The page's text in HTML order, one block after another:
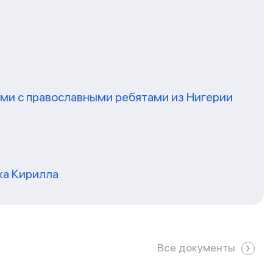
с православными ребятами из Нигерии
Кирилла
Все документы